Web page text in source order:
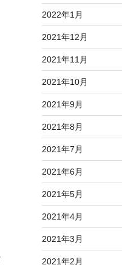
2022年1月
2021年12月
2021年11月
2021年10月
2021年9月
2021年8月
2021年7月
2021年6月
2021年5月
2021年4月
2021年3月
2021年2月